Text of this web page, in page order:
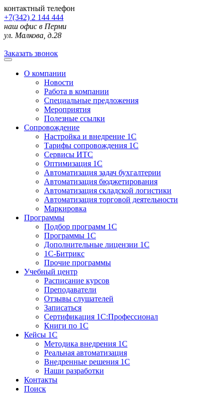
контактный телефон
+7(342) 2 144 444
наш офис в Перми
ул. Малкова, д.28
Заказать звонок
О компании
Новости
Работа в компании
Специальные предложения
Мероприятия
Полезные ссылки
Сопровождение
Настройка и внедрение 1С
Тарифы сопровождения 1С
Сервисы ИТС
Оптимизация 1С
Автоматизация задач бухгалтерии
Автоматизация бюджетирования
Автоматизация складской логистики
Автоматизация торговой деятельности
Маркировка
Программы
Подбор программ 1С
Программы 1С
Дополнительные лицензии 1С
1С-Битрикс
Прочие программы
Учебный центр
Расписание курсов
Преподаватели
Отзывы слушателей
Записаться
Сертификация 1С:Профессионал
Книги по 1С
Кейсы 1С
Методика внедрения 1С
Реальная автоматизация
Внедренные решения 1С
Наши разработки
Контакты
Поиск